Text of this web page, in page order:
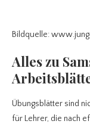
Bildquelle:
Alles zu
Übungsblätter sind
für Lehrer, die nach